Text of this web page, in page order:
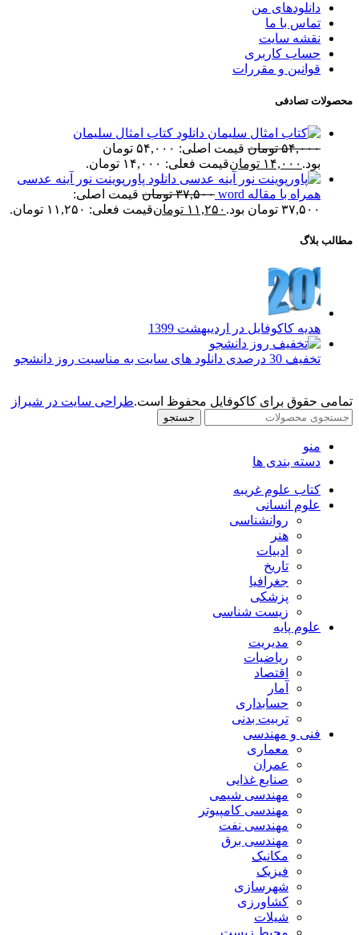
دانلودهای من
تماس با ما
نقشه سایت
حساب کاربری
قوانین و مقررات
محصولات تصادفی
دانلود کتاب امثال سلیمان
۵۴,۰۰۰ تومان
قیمت اصلی: ۵۴,۰۰۰ تومان
بود. ۱۴,۰۰۰ تومانقیمت فعلی: ۱۴,۰۰۰ تومان.
دانلود پاورپوینت نور آینه عدسی
همراه با مقاله word
۳۷,۵۰۰ تومان قیمت اصلی:
۳۷,۵۰۰ تومان بود.
۱۱,۲۵۰ تومانقیمت فعلی: ۱۱,۲۵۰ تومان.
مطالب بلاگ
هدیه کاکوفایل در اردیبهشت 1399
تخفیف 30 درصدی دانلود های سایت به مناسبت روز دانشجو
تمامی حقوق برای کاکوفایل محفوظ است.طراحی سایت در شیراز
جستجو
منو
دسته بندی ها
کتاب علوم غریبه
علوم انسانی
روانشناسی
هنر
ادبیات
تاریخ
جغرافیا
پزشکی
زیست شناسی
علوم پایه
مدیریت
ریاضیات
اقتصاد
آمار
حسابداری
تربیت بدنی
فنی و مهندسی
معماری
عمران
صنایع غذایی
مهندسی شیمی
مهندسی کامپیوتر
مهندسی نفت
مهندسی برق
مکانیک
فیزیک
شهرسازی
کشاورزی
شیلات